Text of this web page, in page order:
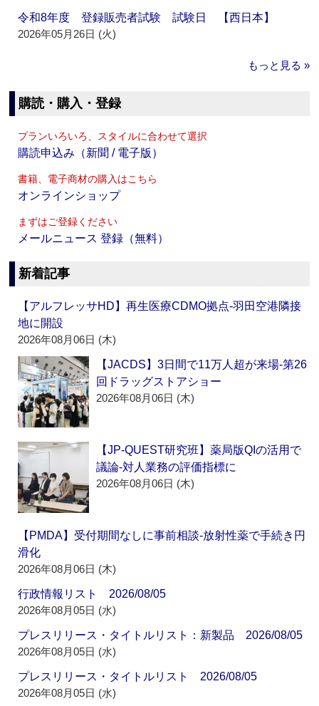
令和8年度 登録販売者試験 試験日 【西日本】
2026年05月26日 (火)
もっと見る »
購読・購入・登録
プランいろいろ、スタイルに合わせて選択
購読申込み（新聞 / 電子版）
書籍、電子商材の購入はこちら
オンラインショップ
まずはご登録ください
メールニュース 登録（無料）
新着記事
【アルフレッサHD】再生医療CDMO拠点‐羽田空港隣接
地に開設
2026年08月06日 (木)
【JACDS】3日間で11万人超が来場‐第26
回ドラッグストアショー
2026年08月06日 (木)
【JP-QUEST研究班】薬局版QIの活用で
議論‐対人業務の評価指標に
2026年08月06日 (木)
【PMDA】受付期間なしに事前相談‐放射性薬で手続き円
滑化
2026年08月06日 (木)
行政情報リスト 2026/08/05
2026年08月05日 (水)
プレスリリース・タイトルリスト：新製品 2026/08/05
2026年08月05日 (水)
プレスリリース・タイトルリスト 2026/08/05
2026年08月05日 (水)